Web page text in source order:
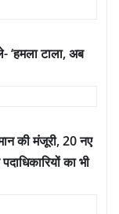
‘हमला टाला, अब
की मंजूरी, 20 नए
का भी